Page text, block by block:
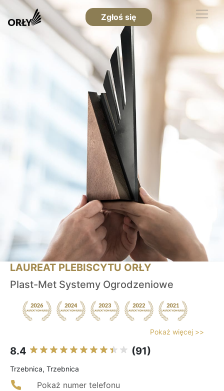
Zgłoś się
LAUREAT PLEBISCYTU ORŁY
Plast-Met Systemy Ogrodzeniowe
Pokaż więcej >>
8.4 (91)
Trzebnica, Trzebnica
Pokaż numer telefonu